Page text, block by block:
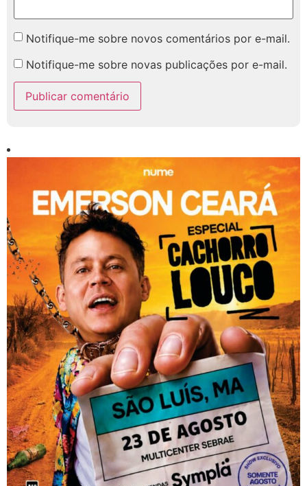
Notifique-me sobre novos comentários por e-mail.
Notifique-me sobre novas publicações por e-mail.